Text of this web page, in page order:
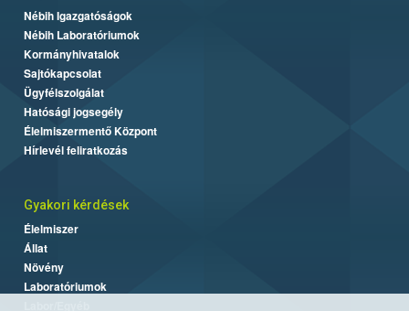
Nébih Igazgatóságok
Nébih Laboratóriumok
Kormányhivatalok
Sajtókapcsolat
Ügyfélszolgálat
Hatósági jogsegély
Élelmiszermentő Központ
Hírlevél feliratkozás
Gyakori kérdések
Élelmiszer
Állat
Növény
Laboratóriumok